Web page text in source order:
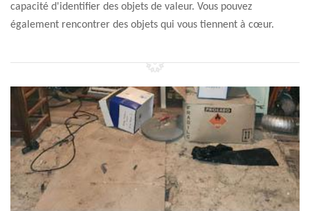
capacité d'identifier des objets de valeur. Vous pouvez
également rencontrer des objets qui vous tiennent à cœur.